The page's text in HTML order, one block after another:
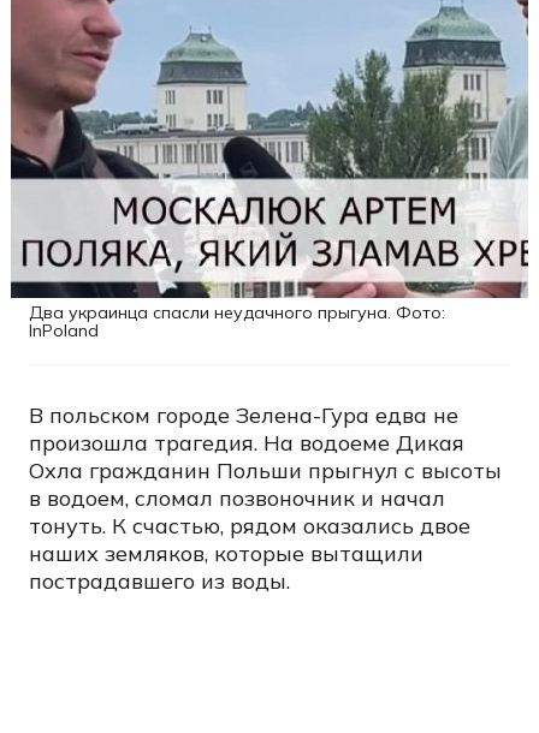
Два украинца спасли неудачного прыгуна. Фото:
InPoland
В польском городе Зелена-Гура едва не
произошла трагедия. На водоеме Дикая
Охла гражданин Польши прыгнул с высоты
в водоем, сломал позвоночник и начал
тонуть. К счастью, рядом оказались двое
наших земляков, которые вытащили
пострадавшего из воды.